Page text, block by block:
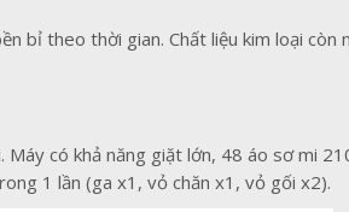
bỉ theo thời gian. Chất liệu kim loại còn
có khả năng giặt lớn, 48 áo sơ mi
1 lần (ga x1, vỏ chăn x1, vỏ gối x2).